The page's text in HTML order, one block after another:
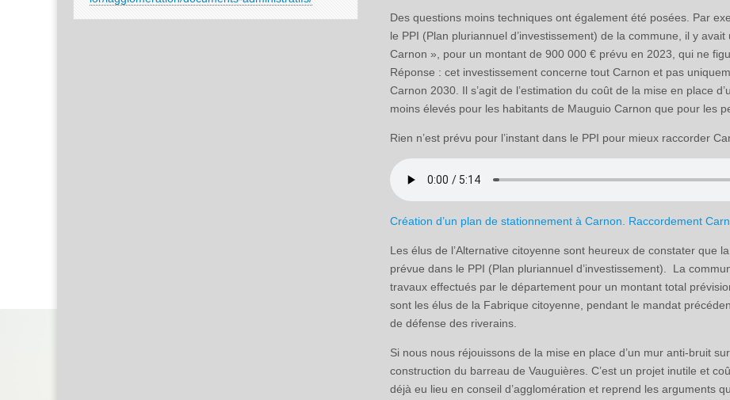
Des questions moins techniques ont également été posées. Par
le PPI (Plan pluriannuel d’investissement) de la commune, il y
Carnon », pour un montant de 900 000 € prévu en 2023, qui ne
Réponse : cet investissement concerne tout Carnon et pas
Carnon 2030. Il s’agit de l’estimation du coût de la mise en place
moins élevés pour les habitants de Mauguio Carnon que pour les
Rien n’est prévu pour l’instant dans le PPI pour mieux raccorder
Création d’un plan de stationnement à Carnon. Raccordement
Les élus de l’Alternative citoyenne sont heureux de constater que
prévue dans le PPI (Plan pluriannuel d’investissement). La
travaux effectués par le département pour un montant total
sont les élus de la Fabrique citoyenne, pendant le mandat
de défense des riverains.
Si nous nous réjouissons de la mise en place d’un mur anti-bruit
construction du barreau de Vauguières. C’est un projet inutile et
déjà eu lieu en conseil d’agglomération et reprend les arguments